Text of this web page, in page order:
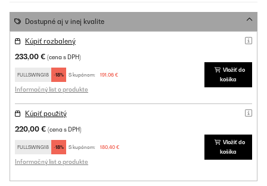
Dostupné aj v inej kvalite
Kúpiť rozbalený
233,00 € (cena s DPH)
FULLSWING18 -18% S kupónom: 191,06 €
Informačný list o produkte
Vložiť do
košíka
Kúpiť použitý
220,00 € (cena s DPH)
FULLSWING18 -18% S kupónom: 180,40 €
Informačný list o produkte
Vložiť do
košíka